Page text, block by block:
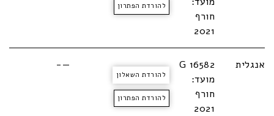
חורף
2021
להורדת הפתרון
אנגלית
G 16582
מועד:
חורף
2021
להורדת השאלון
להורדת הפתרון
—-